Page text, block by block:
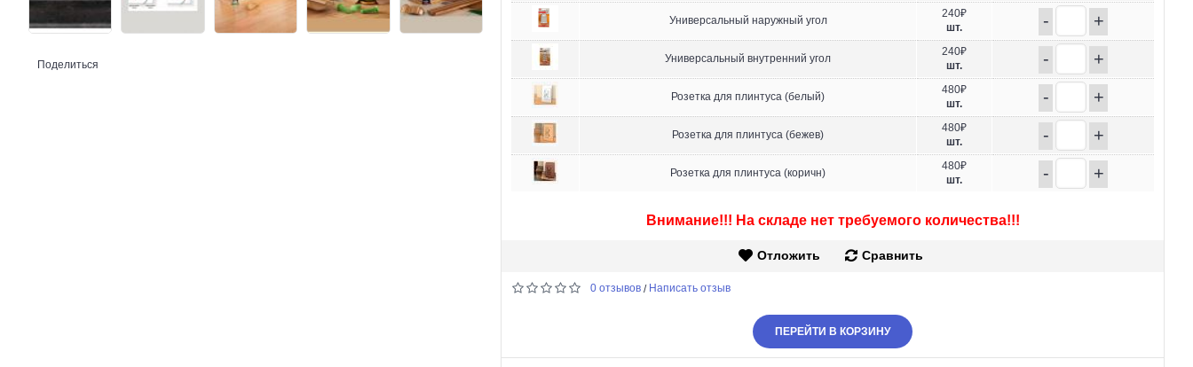
Поделиться
Универсальный наружный угол
240₽
шт.
- +
Универсальный внутренний угол
240₽
шт.
- +
Розетка для плинтуса (белый)
480₽
шт.
- +
Розетка для плинтуса (бежев)
480₽
шт.
- +
Розетка для плинтуса (коричн)
480₽
шт.
- +
Внимание!!! На складе нет требуемого количества!!!
Отложить Сравнить
0 отзывов / Написать отзыв
ПЕРЕЙТИ В КОРЗИНУ